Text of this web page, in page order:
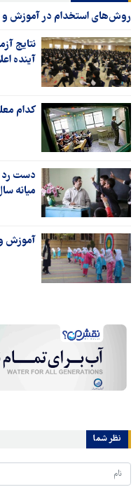
روش‌های استخدام در آموزش و
نتایج
آینده
کدام
دست رد
میانه
آموزش
نظر شما